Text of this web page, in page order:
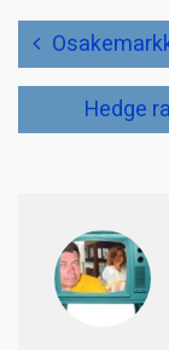
Artikkelien
selaus
Hedge